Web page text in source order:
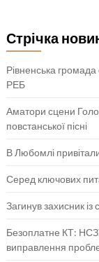
Стрічка
Рівненська
РЕБ
Аматори сцени
повстанської пісні
В Любомлі
Серед ключових
Загинув захисник із
Безоплатне КТ:
виправлення